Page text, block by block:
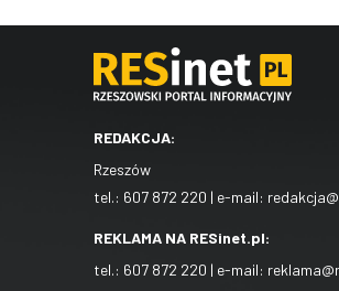
REDAKCJA:
Rzeszów
tel.: 607 872 220 | e-mail:
REKLAMA NA RESinet.pl:
tel.: 607 872 220 | e-mail: